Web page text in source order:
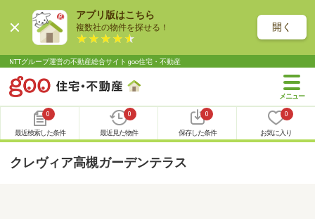
アプリ版はこちら
複数社の物件を探せる！ 開く
NTTグループ運営の不動産総合サイト goo住宅・不動産
0
最近検索した条件
0
最近見た物件
0
保存した条件
0
お気に入り
クレヴィア高槻ガーデンテラス